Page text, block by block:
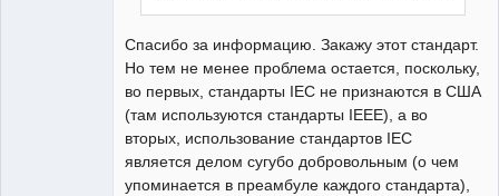
Спасибо за информацию. Закажу этот стандарт.
Но тем не менее проблема остается, поскольку,
во первых, стандарты IEC не признаются в США
(там используются стандарты IEEE), а во
вторых, использование стандартов IEC
является делом сугубо добровольным (о чем
упоминается в преамбуле каждого стандарта),